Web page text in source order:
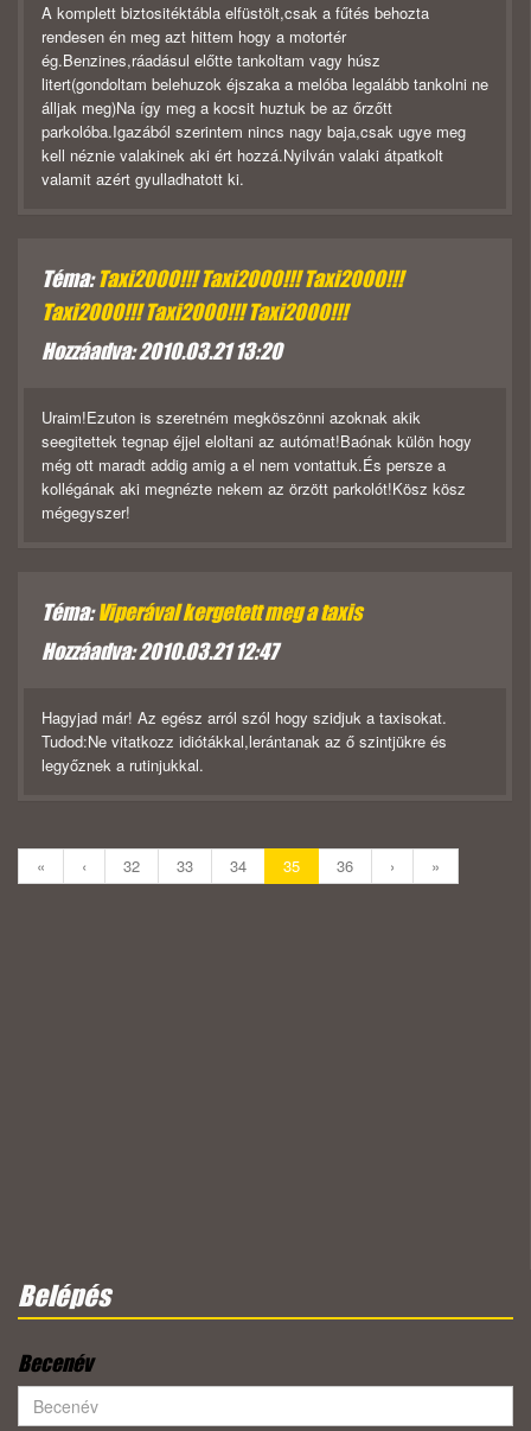
A komplett biztositéktábla elfüstölt,csak a fűtés behozta
rendesen én meg azt hittem hogy a motortér
ég.Benzines,ráadásul előtte tankoltam vagy húsz
litert(gondoltam belehuzok éjszaka a melóba legalább tankolni ne
álljak meg)Na így meg a kocsit huztuk be az őrzőtt
parkolóba.Igazából szerintem nincs nagy baja,csak ugye meg
kell néznie valakinek aki ért hozzá.Nyilván valaki átpatkolt
valamit azért gyulladhatott ki.
Téma:Taxi2000!!! Taxi2000!!! Taxi2000!!!
Taxi2000!!! Taxi2000!!! Taxi2000!!!
Hozzáadva: 2010.03.21 13:20
Uraim!Ezuton is szeretném megköszönni azoknak akik
seegitettek tegnap éjjel eloltani az autómat!Baónak külön hogy
még ott maradt addig amig a el nem vontattuk.És persze a
kollégának aki megnézte nekem az örzött parkolót!Kösz kösz
mégegyszer!
Téma:Viperával kergetett meg a taxis
Hozzáadva: 2010.03.21 12:47
Hagyjad már! Az egész arról szól hogy szidjuk a taxisokat.
Tudod:Ne vitatkozz idiótákkal,lerántanak az ő szintjükre és
legyőznek a rutinjukkal.
« ‹ 32 33 34 35 36 › »
Belépés
Becenév